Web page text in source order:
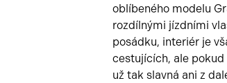
oblíbeného modelu
rozdílnými jízdními
posádku, interiér je
cestujících, ale
už tak slavná ani z